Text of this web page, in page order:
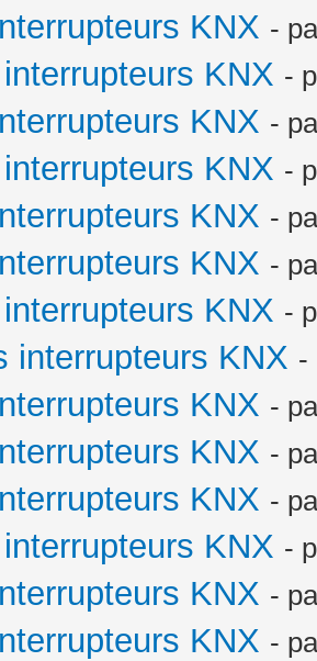
KNX -
KNX -
KNX -
KNX -
KNX -
KNX -
KNX -
interrupteurs KNX -
KNX -
KNX -
KNX -
KNX -
KNX -
KNX -